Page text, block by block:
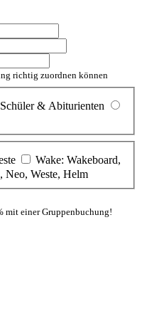
richtig zuordnen können
& Abiturienten
Wake: Wakeboard,
Neo, Weste, Helm
mit einer Gruppenbuchung!